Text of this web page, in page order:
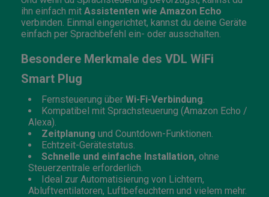
ihn einfach mit Assistenten wie Amazon Echo
verbinden. Einmal eingerichtet, kannst du deine Geräte
einfach per Sprachbefehl ein- oder ausschalten.
Besondere Merkmale des VDL WiFi
Smart Plug
Fernsteuerung über Wi-Fi-Verbindung
Kompatibel mit Sprachsteuerung (Amazon Echo /
Alexa).
Zeitplanung und Countdown-Funktionen.
Echtzeit-Gerätestatus.
Schnelle und einfache Installation, ohne
Steuerzentrale erforderlich.
Ideal zur Automatisierung von Lichtern,
Abluftventilatoren, Luftbefeuchtern und vielem mehr.